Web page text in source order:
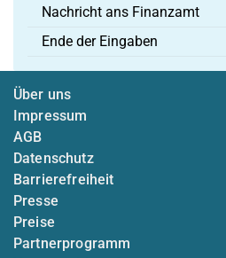
Nachricht ans Finanzamt
Ende der Eingaben
Über uns
Impressum
AGB
Datenschutz
Barrierefreiheit
Presse
Preise
Partnerprogramm